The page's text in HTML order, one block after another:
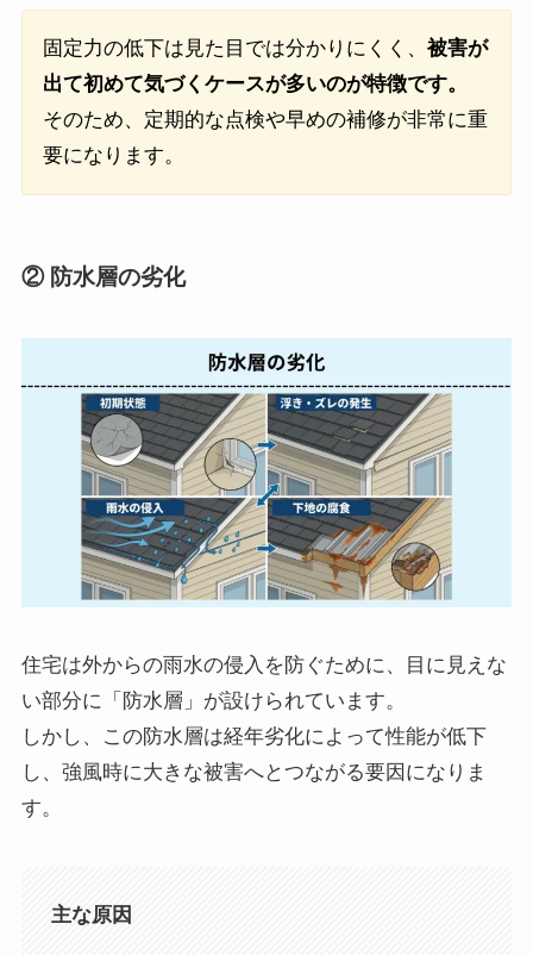
固定力の低下は見た目では分かりにくく、 被害が
出て初めて気づくケースが多いのが特徴です。
そのため、定期的な点検や早めの補修が非常に重
要になります。
② 防水層の劣化
住宅は外からの雨水の侵入を防ぐために、目に見えな
い部分に「防水層」が設けられています。
しかし、この防水層は経年劣化によって性能が低下
し、強風時に大きな被害へとつながる要因になりま
す。
主な原因